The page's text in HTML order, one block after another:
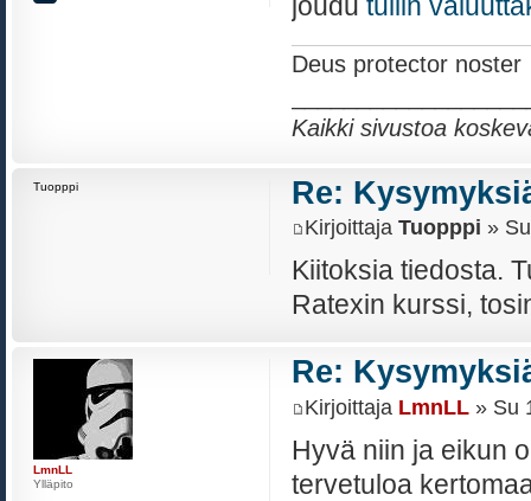
Deus protector noster
Kaikki sivustoa
Re:
Kirjoittaja Tuopppi »
Kiitoksia tiedosta.
Ratexin kurssi,
Tuopppi
Re:
Kirjoittaja LmnLL» Su
Hyvä niin ja eikun
tervetuloa
LmnLL
Ylläpito